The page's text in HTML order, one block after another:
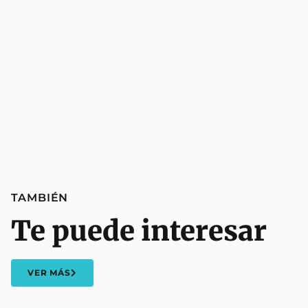
TAMBIÉN
Te puede interesar
VER MÁS